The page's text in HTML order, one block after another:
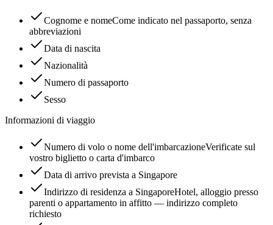
Cognome e nomeCome indicato nel passaporto, senza
abbreviazioni
Data di nascita
Nazionalità
Numero di passaporto
Sesso
Informazioni di viaggio
Numero di volo o nome dell'imbarcazioneVerificate sul
vostro biglietto o carta d'imbarco
Data di arrivo prevista a Singapore
Indirizzo di residenza a SingaporeHotel, alloggio presso
parenti o appartamento in affitto — indirizzo completo
richiesto